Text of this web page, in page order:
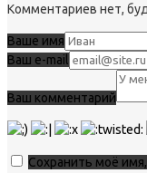
Комментариев нет,
Ваше имя
Ваш e-mail
Ваш комментарий
Сохранить моё